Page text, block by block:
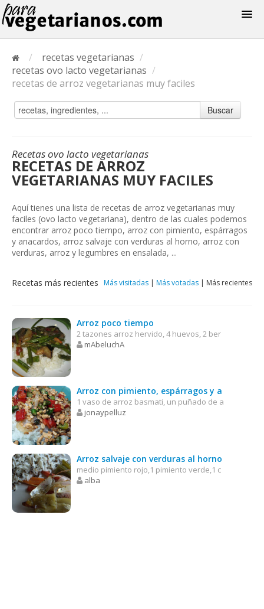
/ recetas vegetarianas /
recetas ovo lacto vegetarianas /
recetas de arroz vegetarianas muy faciles
Buscar
Recetas ovo lacto vegetarianas
RECETAS DE ARROZ
VEGETARIANAS MUY FACILES
Aquí tienes una lista de recetas de arroz vegetarianas muy
faciles (ovo lacto vegetariana), dentro de las cuales podemos
encontrar arroz poco tiempo, arroz con pimiento, espárragos
y anacardos, arroz salvaje con verduras al horno, arroz con
verduras, arroz y legumbres en ensalada, ...
Recetas más recientes Más visitadas | Más votadas | Más recientes
Arroz poco tiempo
2 tazones arroz hervido, 4 huevos, 2 ber
mAbeluchA
Arroz con pimiento, espárragos y a
1 vaso de arroz basmati, un puñado de a
jonaypelluz
Arroz salvaje con verduras al horno
medio pimiento rojo,1 pimiento verde,1 c
alba